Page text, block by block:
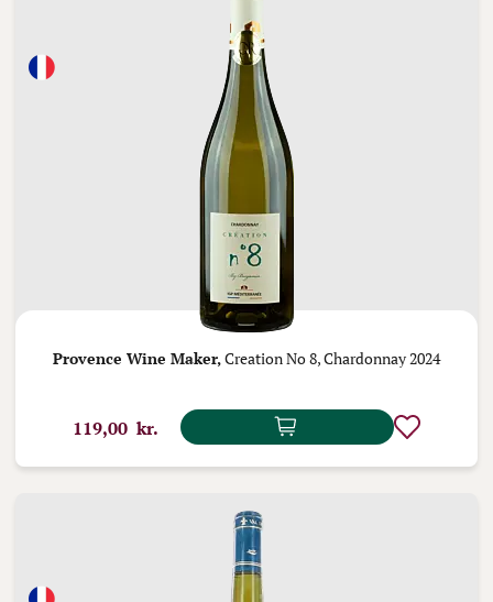
Provence Wine Maker, Creation No 8, Chardonnay 2024
119,00 kr.